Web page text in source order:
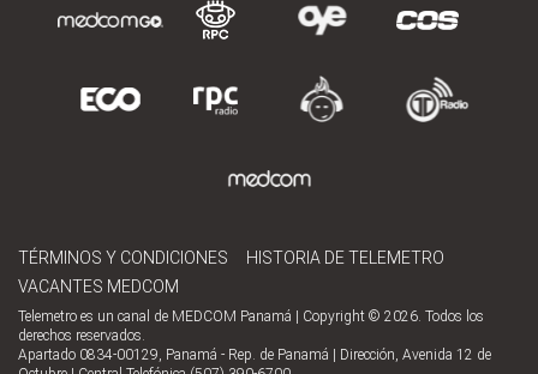
TÉRMINOS Y CONDICIONES
HISTORIA DE TELEMETRO
VACANTES MEDCOM
Telemetro es un canal de MEDCOM Panamá | Copyright © 2026. Todos los
derechos reservados.
Apartado 0834-00129, Panamá - Rep. de Panamá | Dirección, Avenida 12 de